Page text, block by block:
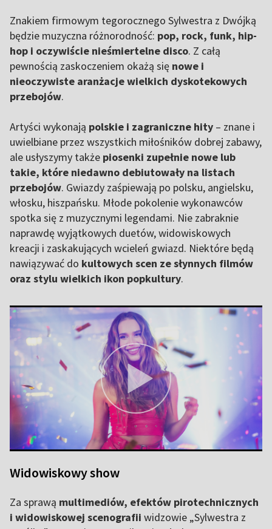
Znakiem firmowym tegorocznego Sylwestra z Dwójką
będzie muzyczna różnorodność: pop, rock, funk, hip-
hop i oczywiście nieśmiertelne disco. Z całą
pewnością zaskoczeniem okażą się nowe i
nieoczywiste aranżacje wielkich dyskotekowych
przebojów.
Artyści wykonają polskie i zagraniczne hity – znane i
uwielbiane przez wszystkich miłośników dobrej zabawy,
ale usłyszymy także piosenki zupełnie nowe lub
takie, które niedawno debiutowały na listach
przebojów. Gwiazdy zaśpiewają po polsku, angielsku,
włosku, hiszpańsku. Młode pokolenie wykonawców
spotka się z muzycznymi legendami. Nie zabraknie
naprawdę wyjątkowych duetów, widowiskowych
kreacji i zaskakujących wcieleń gwiazd. Niektóre będą
nawiązywać do kultowych scen ze słynnych filmów
oraz stylu wielkich ikon popkultury.
Widowiskowy show
Za sprawą multimediów, efektów pirotechnicznych
i widowiskowej scenografii widzowie „Sylwestra z